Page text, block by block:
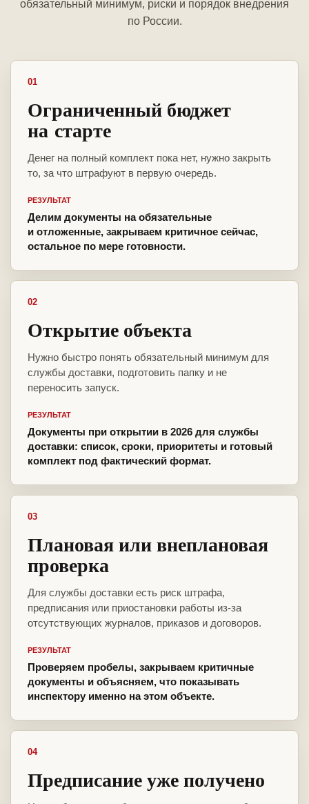
обязательный минимум, риски и порядок внедрения
по России.
01
Ограниченный бюджет
на старте
Денег на полный комплект пока нет, нужно закрыть
то, за что штрафуют в первую очередь.
РЕЗУЛЬТАТ
Делим документы на обязательные
и отложенные, закрываем критичное сейчас,
остальное по мере готовности.
02
Открытие объекта
Нужно быстро понять обязательный минимум для
службы доставки, подготовить папку и не
переносить запуск.
РЕЗУЛЬТАТ
Документы при открытии в 2026 для службы
доставки: список, сроки, приоритеты и готовый
комплект под фактический формат.
03
Плановая или внеплановая
проверка
Для службы доставки есть риск штрафа,
предписания или приостановки работы из-за
отсутствующих журналов, приказов и договоров.
РЕЗУЛЬТАТ
Проверяем пробелы, закрываем критичные
документы и объясняем, что показывать
инспектору именно на этом объекте.
04
Предписание уже получено